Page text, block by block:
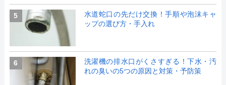
5
水道蛇口の先だけ交換！手順や泡沫キャ
ップの選び方・手入れ
6
洗濯機の排水口がくさすぎる！下水・汚
れの臭いの5つの原因と対策・予防策